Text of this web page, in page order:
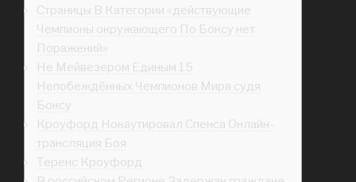
Страницы В Категории «действующие
Чемпионы окружающего По Боксу нет
Поражений»
Не Мейвезером Единым 15
Непобеждённых Чемпионов Мира судя
Боксу
Кроуфорд Нокаутировал Спенса Онлайн-
трансляция Боя
Теренс Кроуфорд